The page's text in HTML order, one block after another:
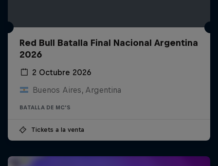
Red Bull Batalla Final Nacional Argentina
2026
2 Octubre 2026
Buenos Aires, Argentina
BATALLA DE MC'S
Tickets a la venta